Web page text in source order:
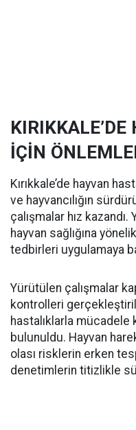
İÇİN
Kırıkkale’de hayvan
ve hayvancılığın
çalışmalar hız
hayvan sağlığına
tedbirleri uygulamaya
Yürütülen çalışmalar
kontrolleri
hastalıklarla
bulunuldu. Hayvan
olası risklerin erken
denetimlerin titizlikle